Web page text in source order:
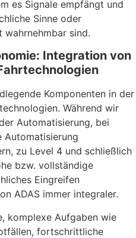
es Signale empfängt und
Sinne oder
wahrnehmbar sind.
Integration von
Komponenten in der
Während wir
Automatisierung, bei
Automatisierung
zu Level 4 und schließlich
bzw. vollständige
Eingreifen
ADAS immer integraler.
komplexe Aufgaben wie
fortschrittliche